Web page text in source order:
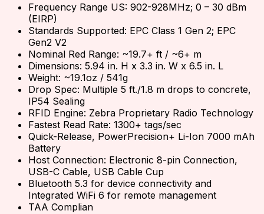
Frequency Range US: 902-928MHz; 0 – 30 dBm
(EIRP)
Standards Supported: EPC Class 1 Gen 2; EPC
Gen2 V2
Nominal Red Range: ~19.7+ ft / ~6+ m
Dimensions: 5.94 in. H x 3.3 in. W x 6.5 in. L
Weight: ~19.1oz / 541g
Drop Spec: Multiple 5 ft./1.8 m drops to concrete,
IP54 Sealing
RFID Engine: Zebra Proprietary Radio Technology
Fastest Read Rate: 1300+ tags/sec
Quick-Release, PowerPrecision+ Li-Ion 7000 mAh
Battery
Host Connection: Electronic 8-pin Connection,
USB-C Cable, USB Cable Cup
Bluetooth 5.3 for device connectivity and
Integrated WiFi 6 for remote management
TAA Complian